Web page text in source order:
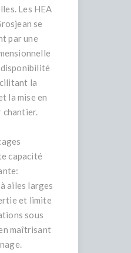
Les HEA
se
par une
la
la mise en
chantier.
capacité
ailes larges
et limite
sous
maîtrisant